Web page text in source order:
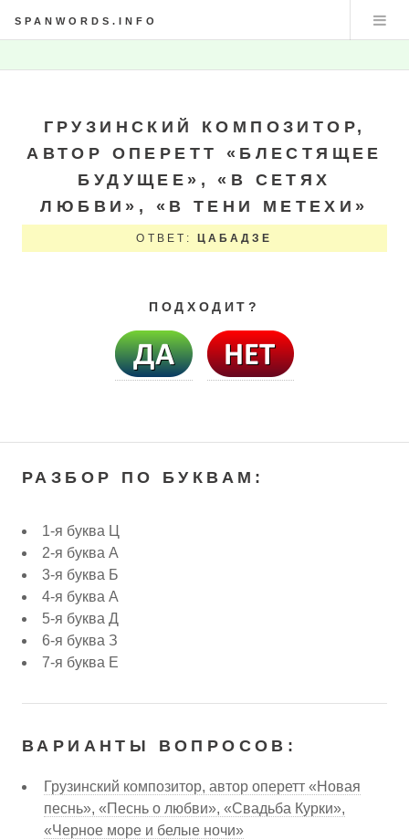
SPANWORDS.INFO
ГРУЗИНСКИЙ КОМПОЗИТОР,
АВТОР ОПЕРЕТТ «БЛЕСТЯЩЕЕ
БУДУЩЕЕ», «В СЕТЯХ
ЛЮБВИ», «В ТЕНИ МЕТЕХИ»
ОТВЕТ: ЦАБАДЗЕ
ПОДХОДИТ?
РАЗБОР ПО БУКВАМ:
1-я буква Ц
2-я буква А
3-я буква Б
4-я буква А
5-я буква Д
6-я буква З
7-я буква Е
ВАРИАНТЫ ВОПРОСОВ:
Грузинский композитор, автор оперетт «Новая
песнь», «Песнь о любви», «Свадьба Курки»,
«Черное море и белые ночи»